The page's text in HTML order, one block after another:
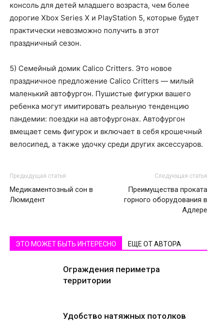
консоль для детей младшего возраста, чем более
дорогие Xbox Series X и PlayStation 5, которые будет
практически невозможно получить в этот
праздничный сезон.
5) Семейный домик Calico Critters. Это новое
праздничное предложение Calico Critters — милый
маленький автофургон. Пушистые фигурки вашего
ребенка могут имитировать реальную тенденцию
пандемии: поездки на автофургонах. Автофургон
вмещает семь фигурок и включает в себя крошечный
велосипед, а также удочку среди других аксессуаров.
Предыдущая статья
Медикаментозный сон в
Люмидент
Следующая статья
Преимущества проката
горного оборудования в
Адлере
ЭТО МОЖЕТ БЫТЬ ИНТЕРЕСНО ЕЩЕ ОТ АВТОРА
Ограждения периметра
территории
Удобство натяжных потолков